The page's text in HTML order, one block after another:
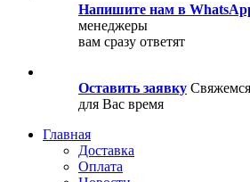
Напишите нам в
менеджеры
вам сразу ответят
Оставить заявку
для Вас время
Главная
Доставка
Оплата